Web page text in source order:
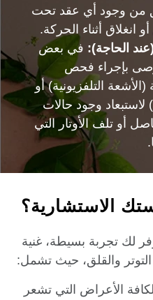
من وجود أي عقد تحت
انغلاق أثناء الحركة.
الحاجة): في بعض
بإجراء فحص
التلفزيونية) أو
الأشعة السينية (X-ray) لاستبعاد وجود حالات
أو تلف الأوتار التي
الاستشارية؟
لك تجربة بسيطة، غنية
التوتر والقلق، حيث تشمل:
الأعراض التي تشعر